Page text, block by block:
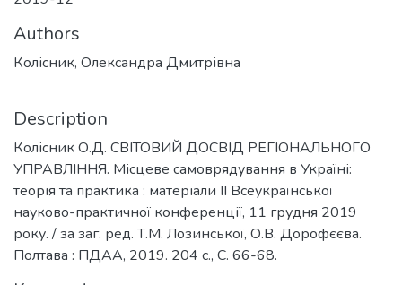
Authors
Колісник, Олександра Дмитрівна
Description
Колісник О.Д. СВІТОВИЙ ДОСВІД РЕГІОНАЛЬНОГО
УПРАВЛІННЯ. Місцеве самоврядування в Україні:
теорія та практика : матеріали ІІ Всеукраїнської
науково-практичної конференції, 11 грудня 2019
року. / за заг. ред. Т.М. Лозинської, О.В. Дорофєєва.
Полтава : ПДАА, 2019. 204 с., С. 66-68.